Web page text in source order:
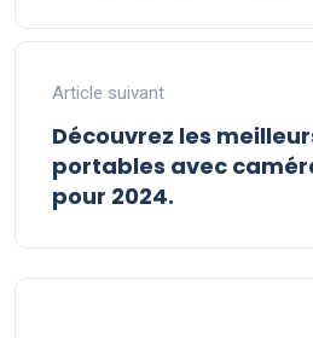
Article suivant
Découvrez les
portables avec
pour 2024.